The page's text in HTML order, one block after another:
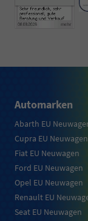
Automarken
Abarth EU
Cupra EU Neuwagen
Fiat EU Neuwagen
Ford EU Neuwagen
Opel EU Neuwagen
Renault EU
Seat EU Neuwagen